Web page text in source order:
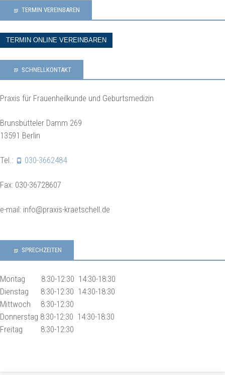
TERMIN VEREINBAREN
TERMIN ONLINE VEREINBAREN
SCHNELLKONTAKT
Praxis für Frauenheilkunde und Geburtsmedizin
Brunsbütteler Damm 269
13591 Berlin
Tel.: 030-3662484
Fax: 030-36728607
e-mail: info@praxis-kraetschell.de
SPRECHZEITEN
Montag 8:30-12:30 14:30-18:30
Dienstag 8:30-12:30 14:30-18:30
Mittwoch 8:30-12:30
Donnerstag 8:30-12:30 14:30-18:30
Freitag 8:30-12:30